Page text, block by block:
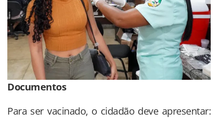
Documentos
Para ser vacinado, o cidadão deve apresentar: